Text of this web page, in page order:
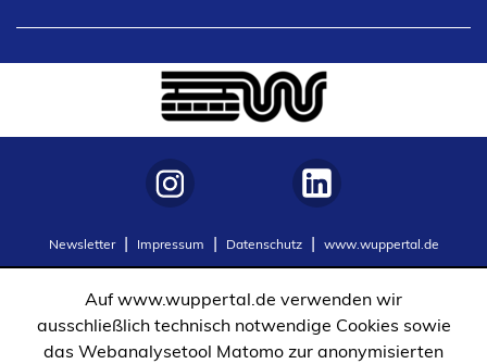
neuen
Newsletter
in
Impressum Datenschutz www.wuppertal.de
in
Auf www.wuppertal.de verwenden wir
ausschließlich technisch notwendige Cookies sowie
das Webanalysetool Matomo zur anonymisierten